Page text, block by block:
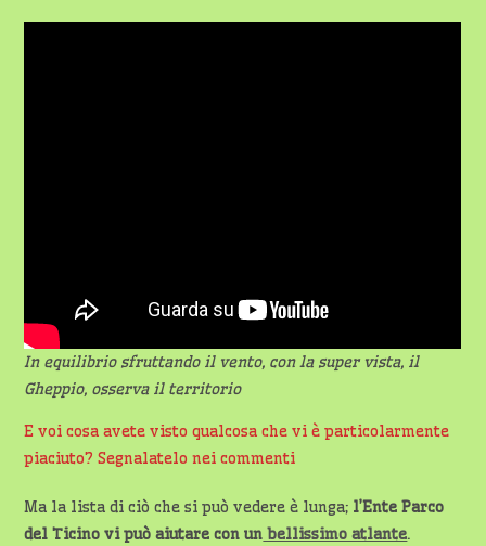
In equilibrio sfruttando il vento, con la super vista, il
Gheppio, osserva il territorio
E voi cosa avete visto qualcosa che vi è particolarmente
piaciuto? Segnalatelo nei commenti
Ma la lista di ciò che si può vedere è lunga; l’Ente Parco
del Ticino vi può aiutare con un bellissimo atlante.